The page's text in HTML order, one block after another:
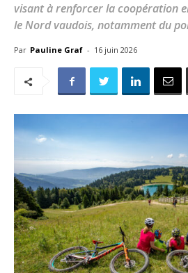
visant à renforcer la coopération
le Nord vaudois, notamment du
Par Pauline Graf - 16 juin 2026